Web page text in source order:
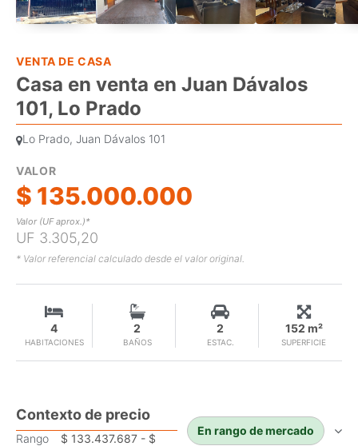
VENTA DE CASA
Casa en venta en Juan Dávalos
101, Lo Prado
Lo Prado, Juan Dávalos 101
VALOR
$ 135.000.000
Valor (UF aprox.)*
UF 3.305,20
* Valor referencial calculado desde el valor original.
HABITACIONES
4
BAÑOS
2
ESTAC.
2
SUPERFICIE
152 m²
Contexto de precio
Rango
$ 133.437.687 - $
En rango de mercado